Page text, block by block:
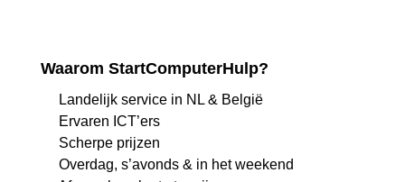
Waarom StartComputerHulp?
Landelijk service in NL & België
Ervaren ICT’ers
Scherpe prijzen
Overdag, s’avonds & in het weekend